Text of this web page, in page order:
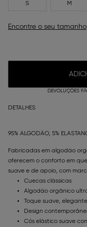
S M
Encontre o seu tamanho
DEVOLUÇÕES
DETALHES
95% ALGODÃO, 5%
Fabricadas em algodão
oferecem o conforto em
suave e de apoio, com
Cuecas clássicas
Algodão orgânico
Toque suave,
Design
Cós elástico suave